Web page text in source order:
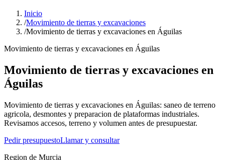
Inicio
/Movimiento de tierras y excavaciones
/Movimiento de tierras y excavaciones en Águilas
Movimiento de tierras y excavaciones en Águilas
Movimiento de tierras y excavaciones en
Águilas
Movimiento de tierras y excavaciones en Águilas: saneo de terreno
agricola, desmontes y preparacion de plataformas industriales.
Revisamos accesos, terreno y volumen antes de presupuestar.
Pedir presupuestoLlamar y consultar
Region de Murcia